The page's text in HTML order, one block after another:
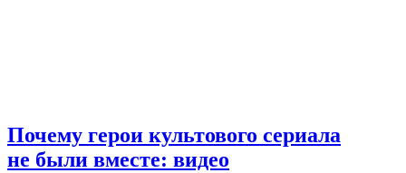
Почему герои культового сериала
не были вместе: видео